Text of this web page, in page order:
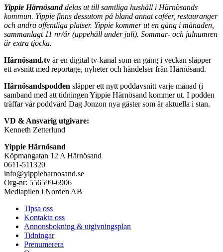
Yippie Härnösanddelas ut till samtliga hushåll i Härnösands
kommun. Yippie finns dessutom på bland annat caféer, restauranger
och andra offentliga platser. Yippie kommer ut en gång i månaden,
sammanlagt 11 nr/år (uppehåll under juli). Sommar- och julnumren
är extra tjocka.
Härnösand.tv är en digital tv-kanal som en gång i veckan släpper
ett avsnitt med reportage, nyheter och händelser från Härnösand.
Härnösandspodden släpper ett nytt poddavsnitt varje månad (i
samband med att tidningen Yippie Härnösand kommer ut. I podden
träffar vår poddvärd Dag Jonzon nya gäster som är aktuella i stan.
VD & Ansvarig utgivare:
Kenneth Zetterlund
Yippie Härnösand
Köpmangatan 12 A Härnösand
0611-511320
info@yippieharnosand.se
Org-nr: 556599-6906
Mediapilen i Norden AB
Tipsa oss
Kontakta oss
Annonsbokning & utgivningsplan
Tidningar
Prenumerera